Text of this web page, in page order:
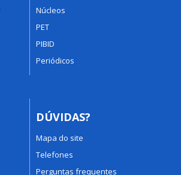
Núcleos
PET
PIBID
Periódicos
DÚVIDAS?
Mapa do site
Telefones
Perguntas frequentes